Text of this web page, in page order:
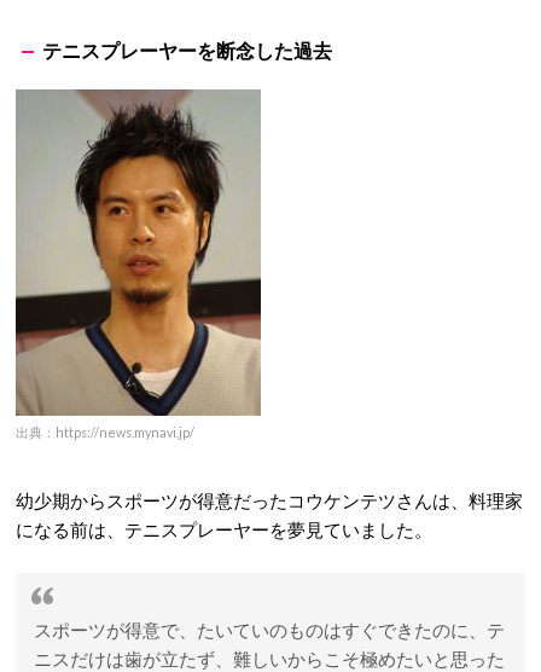
テニスプレーヤーを断念した過去
出典：https://news.mynavi.jp/
幼少期からスポーツが得意だったコウケンテツさんは、料理家
になる前は、テニスプレーヤーを夢見ていました。
スポーツが得意で、たいていのものはすぐできたのに、テ
ニスだけは歯が立たず、難しいからこそ極めたいと思った